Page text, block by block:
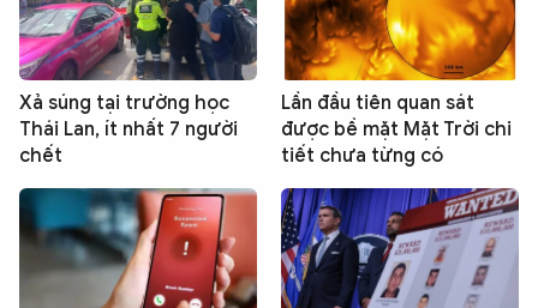
Xả súng tại trường học
Thái Lan, ít nhất 7 người
chết
Lần đầu tiên quan sát
được bề mặt Mặt Trời chi
tiết chưa từng có